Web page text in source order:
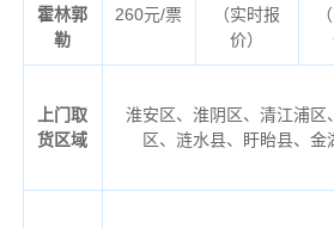
霍林郭
勒
260元/票
（实时报
价）
上门取
货区域
淮安区、淮阴区、清江浦区
区、涟水县、盱眙县、金